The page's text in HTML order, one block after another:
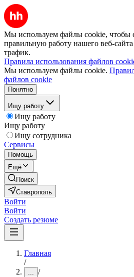
Мы используем файлы cookie, чтобы
правильную работу нашего веб-
трафик.
Правила использования файлов
Мы используем файлы cookie.
файлов cookie
Понятно
Ищу работу
Ищу работу
Ищу работу
Ищу сотрудника
Сервисы
Помощь
Ещё
Поиск
Ставрополь
Войти
Войти
Создать резюме
Главная
/
... /